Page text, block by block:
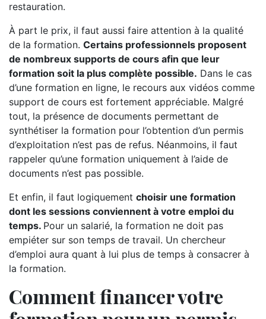
restauration.
À part le prix, il faut aussi faire attention à la qualité
de la formation. Certains professionnels proposent
de nombreux supports de cours afin que leur
formation soit la plus complète possible. Dans le cas
d’une formation en ligne, le recours aux vidéos comme
support de cours est fortement appréciable. Malgré
tout, la présence de documents permettant de
synthétiser la formation pour l’obtention d’un permis
d’exploitation n’est pas de refus. Néanmoins, il faut
rappeler qu’une formation uniquement à l’aide de
documents n’est pas possible.
Et enfin, il faut logiquement choisir une formation
dont les sessions conviennent à votre emploi du
temps. Pour un salarié, la formation ne doit pas
empiéter sur son temps de travail. Un chercheur
d’emploi aura quant à lui plus de temps à consacrer à
la formation.
Comment financer votre